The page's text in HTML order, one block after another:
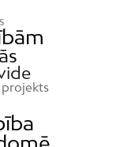
projekts